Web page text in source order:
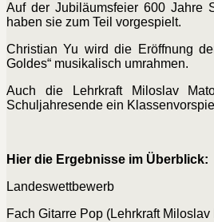
Auf der Jubiläumsfeier 600 Jahre
haben sie zum Teil vorgespielt.
Christian Yu wird die Eröffnung
Goldes“ musikalisch umrahmen.
Auch die Lehrkraft Miloslav
Schuljahresende ein
Hier die Ergebnisse im Überblick:
Landeswettbewerb
Fach Gitarre Pop (Lehrkraft Miloslav